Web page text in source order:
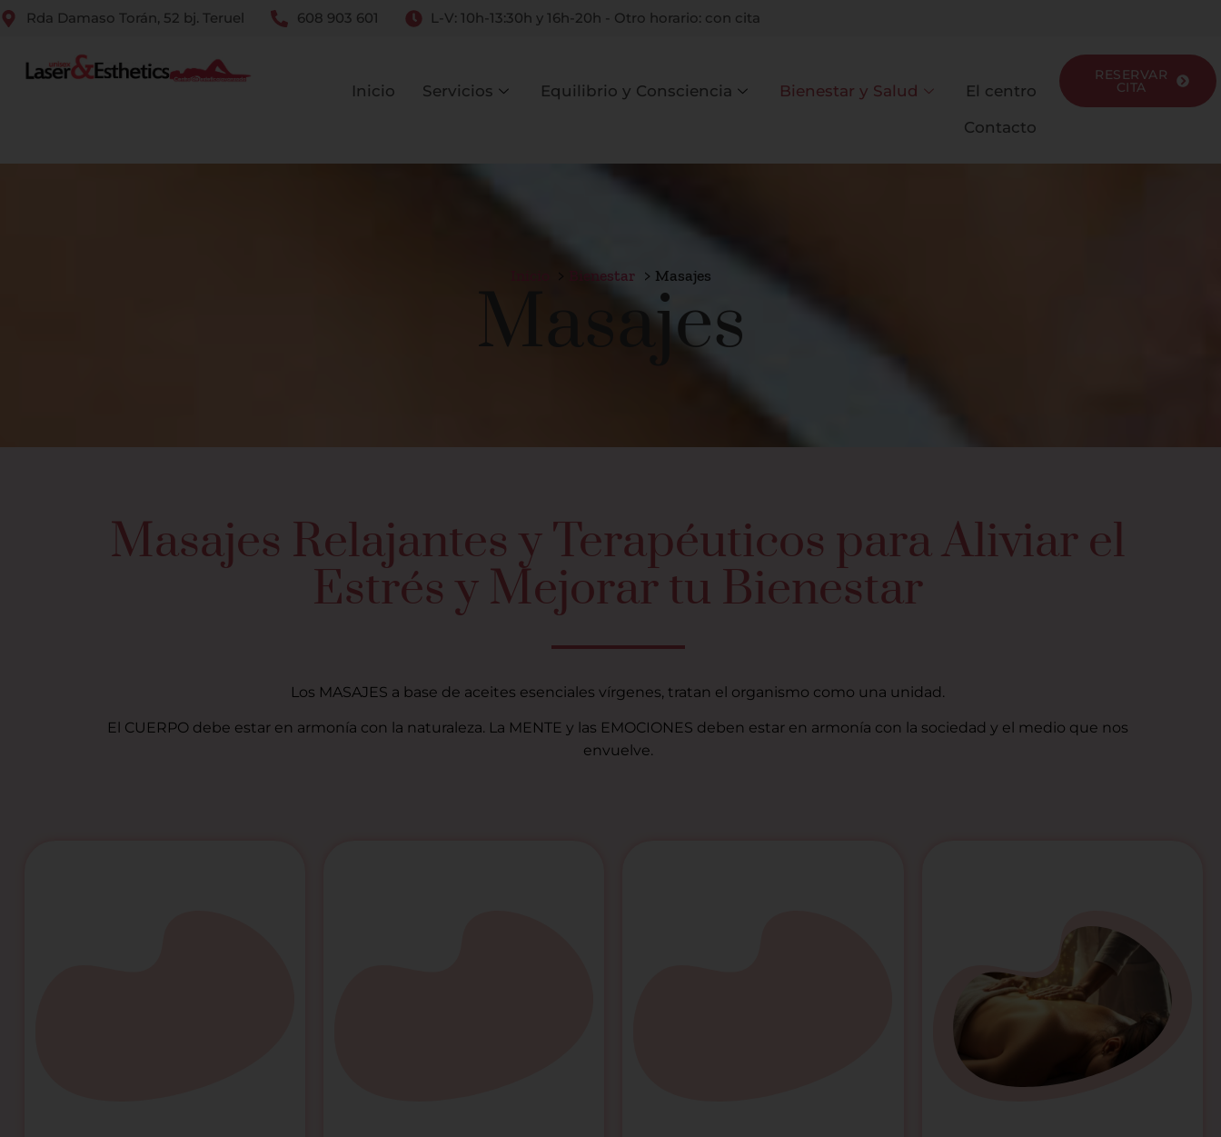
Rda Damaso Torán, 52 bj. Teruel 608 903 601 L-V: 10h-13:30h y 16h-20h - Otro horario: con cita
Inicio Servicios Equilibrio y Consciencia Bienestar y Salud
El centro
Contacto
RESERVAR
CITA
Bienestar Masajes
Masajes
Masajes Relajantes y Terapéuticos para Aliviar el
Estrés y Mejorar tu Bienestar
Los MASAJES a base de aceites esenciales vírgenes, tratan el organismo como una unidad.
El CUERPO debe estar en armonía con la naturaleza. La MENTE y las EMOCIONES deben estar en armonía con la sociedad y el medio que nos
envuelve.